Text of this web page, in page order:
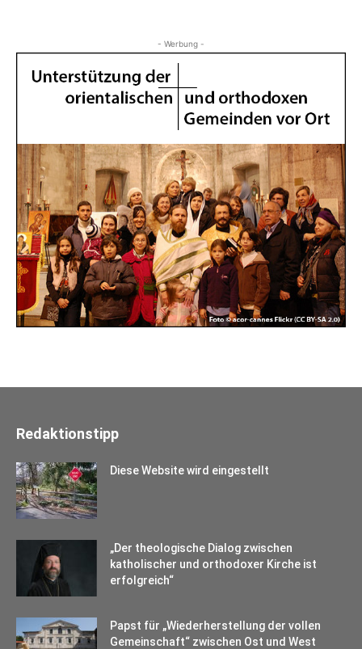
- Werbung -
Redaktionstipp
Diese Website wird eingestellt
„Der theologische Dialog zwischen
katholischer und orthodoxer Kirche ist
erfolgreich“
Papst für „Wiederherstellung der vollen
Gemeinschaft“ zwischen Ost und West